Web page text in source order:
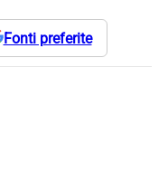
Fonti preferite